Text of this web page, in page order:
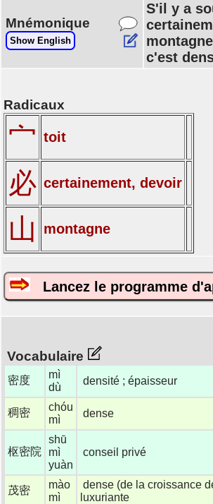
Mnémonique
Show English
S'il y a
c'est
Radicaux
宀 toit
必 certainement, devoir
山 montagne
Lancez le programme
Vocabulaire
密度
mì
dù
densité ; épaisseur
稠密
chóu
mì
dense
枢密院
shū
mì
yuàn
conseil privé
茂密
mào
mì
dense (de la croissance
luxuriante